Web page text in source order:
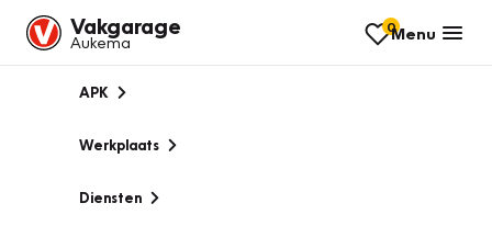
Vakgarage
Aukema
0Menu
APK
Werkplaats
Diensten